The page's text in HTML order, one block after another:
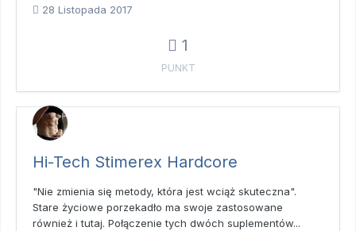
28 Listopada 2017
1
PUNKT
Hi-Tech Stimerex Hardcore
"Nie zmienia się metody, która jest wciąż skuteczna".
Stare życiowe porzekadło ma swoje zastosowane
również i tutaj. Połączenie tych dwóch suplementów...